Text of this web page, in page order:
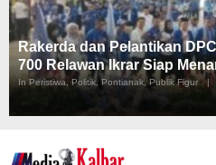
Rakerda dan Pelantikan
700 Relawan Ikrar Siap
In Peristiwa, Politik, Pontianak, Publik Figur |